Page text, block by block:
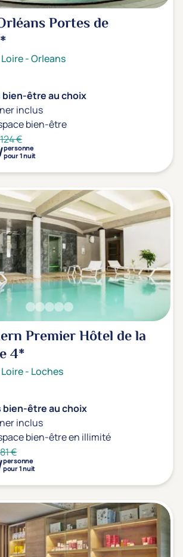
& Promo
Solo
proches de chez moi
(0)
inclus
(0)
Portes de
-Orleans
bien-être au choix
inclus
bien-être
124 €
personne
pour 1 nuit
Premier Hôtel de la
4*
- Loches
bien-être au choix
inclus
bien-être en illimité
81 €
personne
pour 1 nuit